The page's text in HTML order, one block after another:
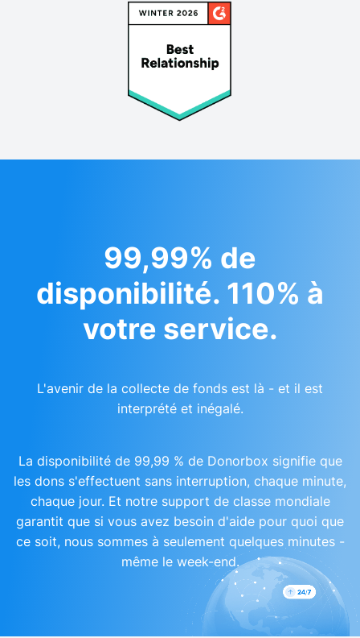
99,99% de
disponibilité. 110% à
votre service.
L'avenir de la collecte de fonds est là - et il est
interprété et inégalé.
La disponibilité de 99,99 % de Donorbox signifie que
les dons s'effectuent sans interruption, chaque minute,
chaque jour. Et notre support de classe mondiale
garantit que si vous avez besoin d'aide pour quoi que
ce soit, nous sommes à seulement quelques minutes -
même le week-end.